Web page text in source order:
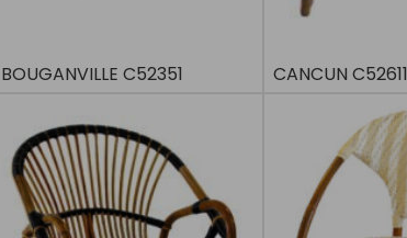
BOUGANVILLE C52351 CANCUN C52611